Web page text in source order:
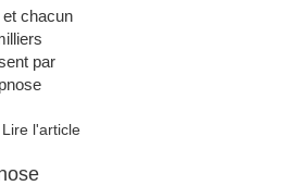
chacun
par
Lire l'article